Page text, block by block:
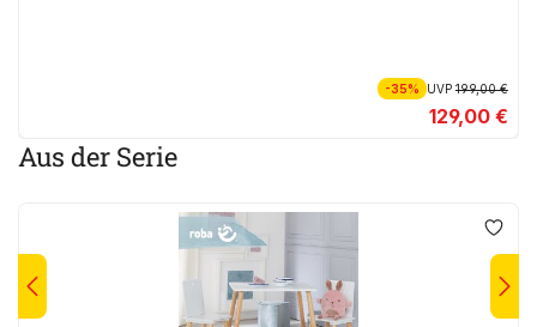
-35% UVP199,00 €
129,00 €
Aus der Serie